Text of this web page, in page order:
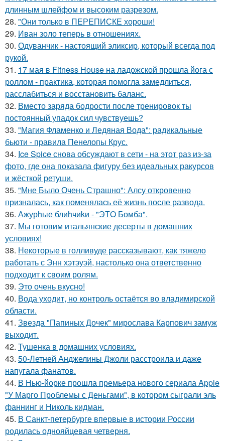
длинным шлейфом и высоким разрезом.
28. "Они только в ПЕРЕПИСКЕ хороши!
29. Иван золо теперь в отношениях.
30. Одуванчик - настоящий эликсир, который всегда под
рукой.
31. 17 мая в Fitness House на ладожской прошла йога с
роллом - практика, которая помогла замедлиться,
расслабиться и восстановить баланс.
32. Вместо заряда бодрости после тренировок ты
постоянный упадок сил чувствуешь?
33. "Магия Фламенко и Ледяная Вода": радикальные
бьюти - правила Пенелопы Крус.
34. Ice Spice снова обсуждают в сети - на этот раз из-за
фото, где она показала фигуру без идеальных ракурсов
и жёсткой ретуши.
35. "Мне Было Очень Страшно": Алсу откровенно
призналась, как поменялась её жизнь после развода.
36. Ажурhые блиhчиkи - "ЭТO Бомба".
37. Мы готовим итальянские десерты в домашних
условиях!
38. Некоторые в голливуде рассказывают, как тяжело
работать с Энн хэтэуэй, настолько она ответственно
подходит к своим ролям.
39. Это очень вкусно!
40. Вода уходит, но контроль остаётся во владимирской
области.
41. Звезда "Папиных Дочек" мирослава Карпович замуж
выходит.
42. Тушенка в домашних условиях.
43. 50-Летней Анджелины Джоли расстроила и даже
напугала фанатов.
44. В Нью-йорке прошла премьера нового сериала Apple
"У Марго Проблемы с Деньгами", в котором сыграли эль
фаннинг и Николь кидман.
45. В Санкт-петербурге впервые в истории России
родилась однояйцевая четверня.